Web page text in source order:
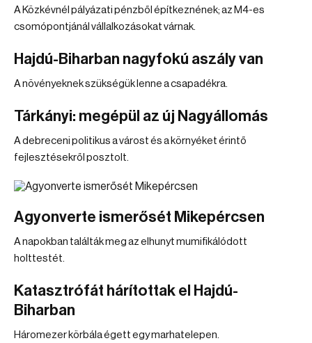
A Közkévnél pályázati pénzből építkeznének; az M4-es
csomópontjánál vállalkozásokat várnak.
Hajdú-Biharban nagyfokú aszály van
A növényeknek szükségük lenne a csapadékra.
Tárkányi: megépül az új Nagyállomás
A debreceni politikus a várost és a környéket érintő
fejlesztésekről posztolt.
Agyonverte ismerősét Mikepércsen
A napokban találták meg az elhunyt mumifikálódott
holttestét.
Katasztrófát hárítottak el Hajdú-
Biharban
Háromezer körbála égett egy marhatelepen.